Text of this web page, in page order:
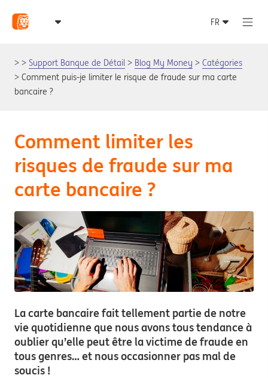
Support Banque de Détail Blog My Money
Catégories
Comment puis-je limiter le risque de fraude sur ma carte
bancaire ?
Comment limiter les
risques de fraude sur ma
carte bancaire ?
La carte bancaire fait tellement partie de notre
vie quotidienne que nous avons tous tendance à
oublier qu’elle peut être la victime de fraude en
tous genres… et nous occasionner pas mal de
soucis !